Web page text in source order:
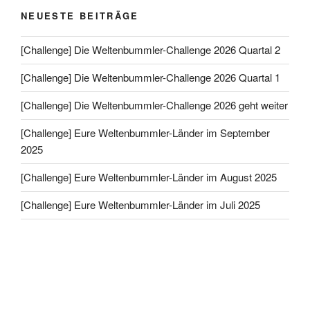
NEUESTE BEITRÄGE
[Challenge] Die Weltenbummler-Challenge 2026 Quartal 2
[Challenge] Die Weltenbummler-Challenge 2026 Quartal 1
[Challenge] Die Weltenbummler-Challenge 2026 geht weiter
[Challenge] Eure Weltenbummler-Länder im September
2025
[Challenge] Eure Weltenbummler-Länder im August 2025
[Challenge] Eure Weltenbummler-Länder im Juli 2025